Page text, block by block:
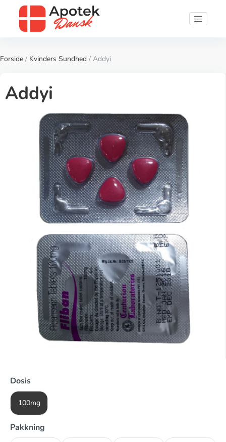
Forside / Kvinders Sundhed / Addyi
Addyi
Dosis
100mg
Pakkning